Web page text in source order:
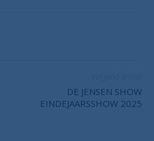
DE JENSEN SHOW
EINDEJAARSSHOW 2025